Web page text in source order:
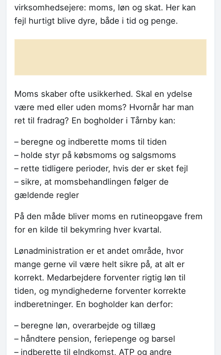
virksomhedsejere: moms, løn og skat. Her kan
fejl hurtigt blive dyre, både i tid og penge.
Moms skaber ofte usikkerhed. Skal en ydelse
være med eller uden moms? Hvornår har man
ret til fradrag? En bogholder i Tårnby kan:
– beregne og indberette moms til tiden
– holde styr på købsmoms og salgsmoms
– rette tidligere perioder, hvis der er sket fejl
– sikre, at momsbehandlingen følger de
gældende regler
På den måde bliver moms en rutineopgave frem
for en kilde til bekymring hver kvartal.
Lønadministration er et andet område, hvor
mange gerne vil være helt sikre på, at alt er
korrekt. Medarbejdere forventer rigtig løn til
tiden, og myndighederne forventer korrekte
indberetninger. En bogholder kan derfor:
– beregne løn, overarbejde og tillæg
– håndtere pension, feriepenge og barsel
– indberette til eIndkomst, ATP og andre